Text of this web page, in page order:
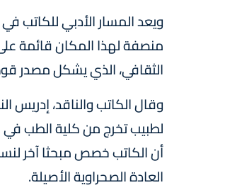
ويعد المسار الأدبي للكاتب
منصفة لهذا المكان قائمة
الثقافي، الذي يشكل مصدر
وقال الكاتب والناقد،
لطبيب تخرج من كلية الطب في
أن الكاتب خصص مبحثا آخر
العادة الصحراوية الأصيلة.